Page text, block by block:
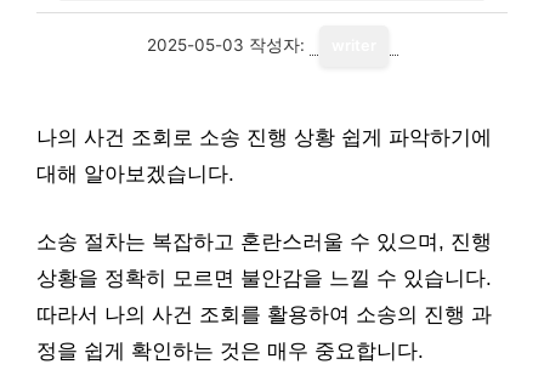
2025-05-03 작성자:
나의 사건 조회로 소송 진행 상황 쉽게 파악하기에
대해 알아보겠습니다.
소송 절차는 복잡하고 혼란스러울 수 있으며, 진행
상황을 정확히 모르면 불안감을 느낄 수 있습니다.
따라서 나의 사건 조회를 활용하여 소송의 진행 과
정을 쉽게 확인하는 것은 매우 중요합니다.